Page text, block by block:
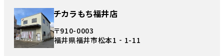
チカラもち福井店
〒910-0003
福井県福井市松本1‐1-11